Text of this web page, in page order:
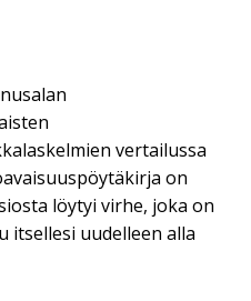
vertailussa
on
löytyi virhe, joka on
itsellesi uudelleen alla